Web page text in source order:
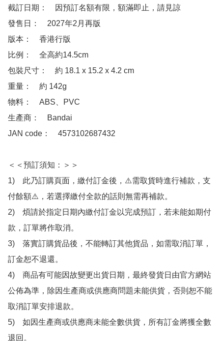
截訂日期：　因預訂名額有限，額滿即止，請見諒
發售日：　2027年2月再版
版本：　香港行版
比例：　全高約14.5cm
包裝尺寸：　約 18.1 x 15.2 x 4.2 cm
重量：　約 142g
物料：　ABS、PVC
生產商：　Bandai
JAN code：　4573102687432
＜＜預訂須知：＞＞
1)　此乃訂購頁面，繳付訂金後，⚠️需取貨時進行補款，支
付餘額⚠️，若選擇繳付全款的話則無需再補款。
2)　煩請於指定日期內繳付訂金以完成預訂，若未能如期付
款，訂單將作取消。
3)　落實訂購貨品後，不能轉訂其他貨品，如需取消訂單，
訂金恕不退還。
4)　商品有可能因故變更出貨日期，最終發貨日由官方網站
公佈為準，除因生產商或供應商問題未能供貨，否則恕不能
取消訂單安排退款。
5)　如因生產商或供應商未能全數供貨，所有訂金將獲全數
退回。